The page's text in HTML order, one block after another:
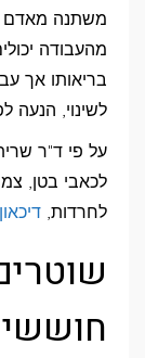
משתנה מאדם
מהעבודה
בריאותו אך
לשינוי, הנעה
על פי ד"ר
לכאבי בטן,
לחרדות, דיכאון